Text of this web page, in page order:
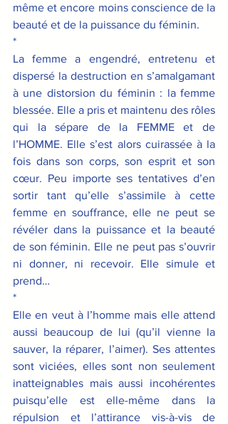
même et encore moins conscience de la
beauté et de la puissance du féminin.
*
La femme a engendré, entretenu et
dispersé la destruction en s’amalgamant
à une distorsion du féminin : la femme
blessée. Elle a pris et maintenu des rôles
qui la sépare de la FEMME et de
l’HOMME. Elle s’est alors cuirassée à la
fois dans son corps, son esprit et son
cœur. Peu importe ses tentatives d’en
sortir tant qu’elle s’assimile à cette
femme en souffrance, elle ne peut se
révéler dans la puissance et la beauté
de son féminin. Elle ne peut pas s’ouvrir
ni donner, ni recevoir. Elle simule et
prend…
*
Elle en veut à l’homme mais elle attend
aussi beaucoup de lui (qu’il vienne la
sauver, la réparer, l’aimer). Ses attentes
sont viciées, elles sont non seulement
inatteignables mais aussi incohérentes
puisqu’elle est elle-même dans la
répulsion et l’attirance vis-à-vis de